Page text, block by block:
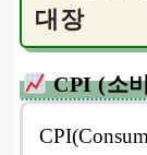
대장
CPI (소